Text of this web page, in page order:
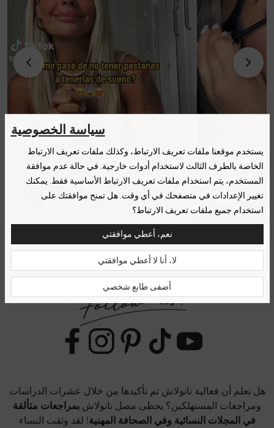
هل تعلم أن فعالية نانولاش تم تأكيدها من خلال عشرات الدراسات
ومراجعات المستهلكين؟ يحظى مصل نانولاش بمراجعات متألقة
في المجلات النسائية وفي الصحافة المهنية! لقد وثقت النساء
سياسة الخصوصية
يستخدم موقعنا ملفات تعريف الارتباط، وكذلك ملفات تعريف الارتباط
الخاصة بالطرف الثالث لاستخدام أدوات خارجية. في حالة عدم موافقة
المستخدم، يتم استخدام ملفات تعريف الارتباط الأساسية فقط. يمكنك
تغيير الإعدادات في متصفحك في أي وقت. هل تمنح موافقتك على
استخدام جميع ملفات تعريف الارتباط؟
نعم، أعطي موافقتي
لا، أنا لا أعطي موافقتي
أضفى طابع شخصي